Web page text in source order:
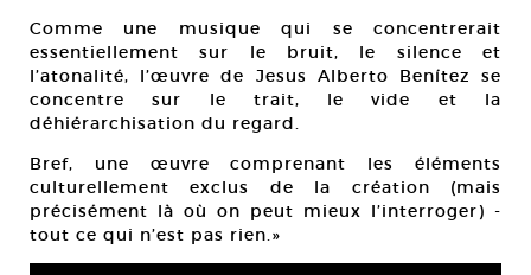
Comme une musique qui se concentrerait
essentiellement sur le bruit, le silence et
l’atonalité, l’œuvre de Jesus Alberto Benítez se
concentre sur le trait, le vide et la
déhiérarchisation du regard.
Bref, une œuvre comprenant les éléments
culturellement exclus de la création (mais
précisément là où on peut mieux l’interroger) -
tout ce qui n’est pas rien.»